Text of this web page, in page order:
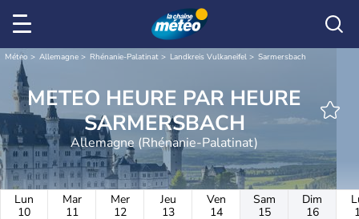
Météo Allemagne Rhénanie-Palatinat Landkreis Vulkaneifel Sarmersbach
METEO HEURE PAR HEURE
SARMERSBACH
Allemagne (Rhénanie-Palatinat)
Lun
10
Mar
11
Mer
12
Jeu
13
Ven
14
Sam
15
Dim
16